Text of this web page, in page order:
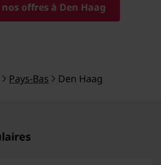
offres à Den Haag
Pays-Bas Den Haag